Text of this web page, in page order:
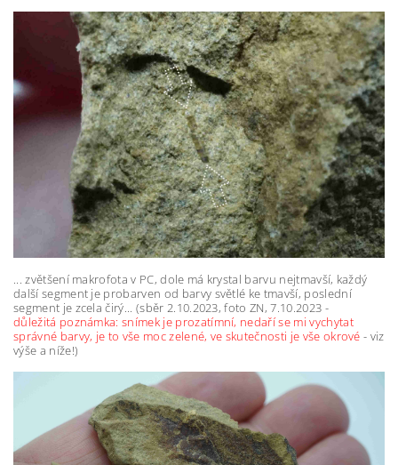
... zvětšení makrofota v PC, dole má krystal barvu nejtmavší, každý
další segment je probarven od barvy světlé ke tmavší, poslední
segment je zcela čirý... (sběr 2.10.2023, foto ZN, 7.10.2023 -
důležitá poznámka: snímek je prozatímní, nedaří se mi vychytat
správné barvy, je to vše moc zelené, ve skutečnosti je vše okrové - viz
výše a níže!)